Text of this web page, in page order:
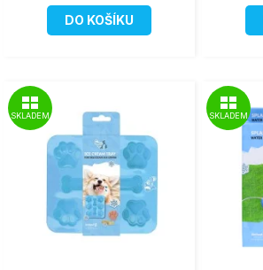
DO KOŠÍKU
SKLADEM SKLADEM